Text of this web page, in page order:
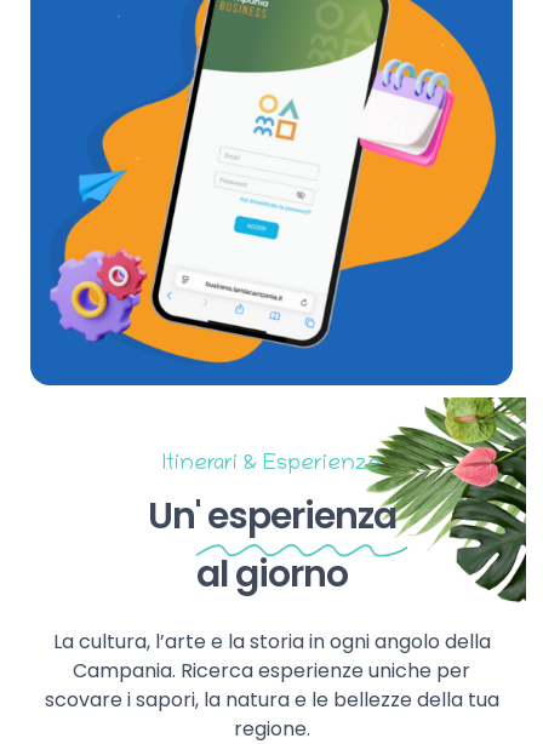
Itinerari & Esperienze
Un'esperienza
al giorno
La cultura, l’arte e la storia in ogni angolo della
Campania. Ricerca esperienze uniche per
scovare i sapori, la natura e le bellezze della tua
regione.